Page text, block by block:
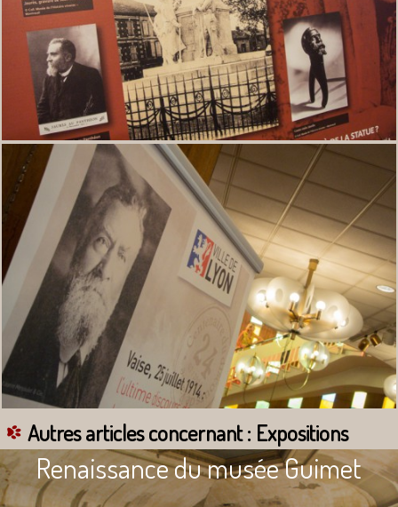
Autres articles concernant : Expositions
Renaissance du musée Guimet